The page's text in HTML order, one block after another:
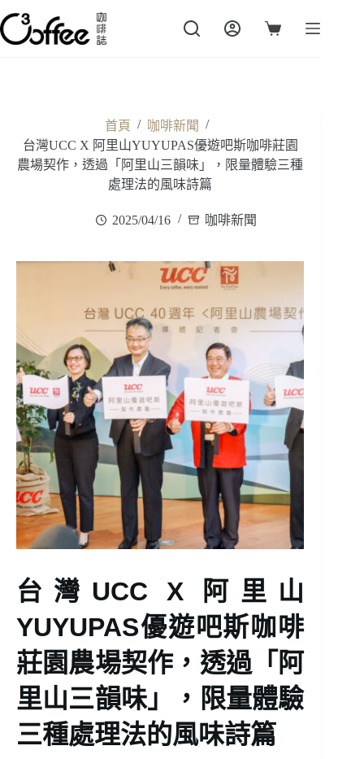
跳
至
主
購
首頁 / 咖啡新聞 /
台灣UCC X 阿里山YUYUPAS優遊吧斯咖啡莊園
農場契作，透過「阿里山三韻味」，限量體驗三種
處理法的風味詩篇
2025/04/16 咖啡新聞
台灣UCC X 阿里山
YUYUPAS優遊吧斯咖啡
莊園農場契作，透過「阿
里山三韻味」，限量體驗
三種處理法的風味詩篇